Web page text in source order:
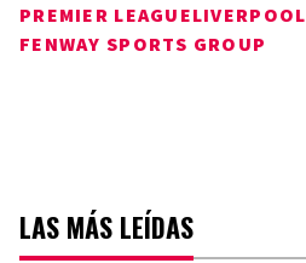
PREMIER LEAGUELIVERPOOL
FENWAY SPORTS GROUP
LAS MÁS LEÍDAS